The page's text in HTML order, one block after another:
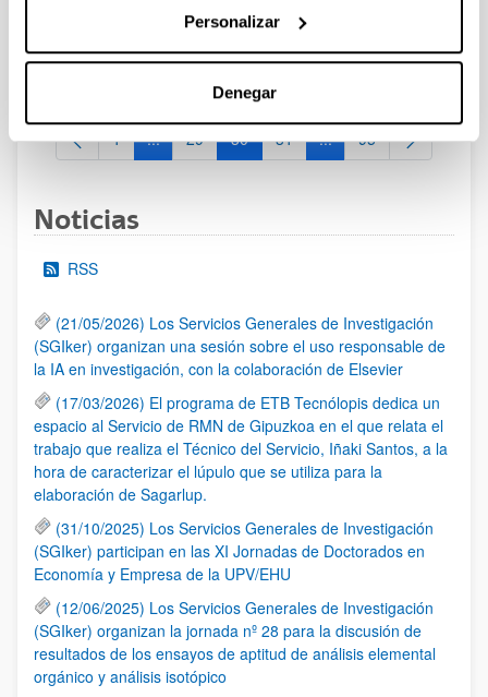
Personalizar
Denegar
Plazo de presentación cerrado: 22/09/2021 - 21/10/2021 23:59
Se ha publicado la convocatoria
Página
1 ...Páginas intermedias Use TAB para desplazarse.
Página
29 Página
30 Página
31 ...Páginas intermedias
Página
95
Noticias
RSS
(21/05/2026) Los Servicios Generales de Investigación
(SGIker) organizan una sesión sobre el uso responsable de
la IA en investigación, con la colaboración de Elsevier
(17/03/2026) El programa de ETB Tecnólopis dedica un
espacio al Servicio de RMN de Gipuzkoa en el que relata el
trabajo que realiza el Técnico del Servicio, Iñaki Santos, a la
hora de caracterizar el lúpulo que se utiliza para la
elaboración de Sagarlup.
(31/10/2025) Los Servicios Generales de Investigación
(SGIker) participan en las XI Jornadas de Doctorados en
Economía y Empresa de la UPV/EHU
(12/06/2025) Los Servicios Generales de Investigación
(SGIker) organizan la jornada nº 28 para la discusión de
resultados de los ensayos de aptitud de análisis elemental
orgánico y análisis isotópico